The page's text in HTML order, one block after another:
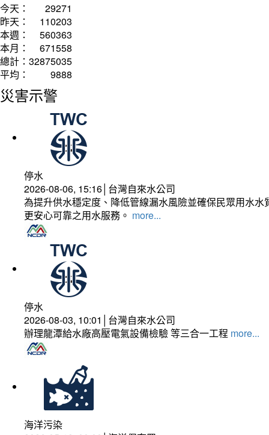
今天：
29271
昨天：
110203
本週：
560363
本月：
671558
總計： 32875035
平均：
9888
災害示警
停水
2026-08-06, 15:16│台灣自來水公司
為提升供水穩定度、降低管線漏水風險並確保民眾用水
更安心可靠之用水服務。 more...
停水
2026-08-03, 10:01│台灣自來水公司
辦理龍潭給水廠高壓電氣設備檢驗 等三合一工程 more...
海洋污染